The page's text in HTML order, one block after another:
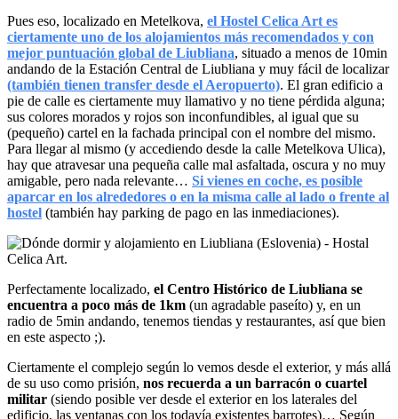
Pues eso, localizado en Metelkova, el Hostel Celica Art es
ciertamente uno de los alojamientos más recomendados y con
mejor puntuación global de Liubliana, situado a menos de 10min
andando de la Estación Central de Liubliana y muy fácil de localizar
(también tienen transfer desde el Aeropuerto). El gran edificio a
pie de calle es ciertamente muy llamativo y no tiene pérdida alguna;
sus colores morados y rojos son inconfundibles, al igual que su
(pequeño) cartel en la fachada principal con el nombre del mismo.
Para llegar al mismo (y accediendo desde la calle Metelkova Ulica),
hay que atravesar una pequeña calle mal asfaltada, oscura y no muy
amigable, pero nada relevante… Si vienes en coche, es posible
aparcar en los alrededores o en la misma calle al lado o frente al
hostel (también hay parking de pago en las inmediaciones).
Perfectamente localizado, el Centro Histórico de Liubliana se
encuentra a poco más de 1km (un agradable paseíto) y, en un
radio de 5min andando, tenemos tiendas y restaurantes, así que bien
en este aspecto ;).
Ciertamente el complejo según lo vemos desde el exterior, y más allá
de su uso como prisión, nos recuerda a un barracón o cuartel
militar (siendo posible ver desde el exterior en los laterales del
edificio, las ventanas con los todavía existentes barrotes)… Según